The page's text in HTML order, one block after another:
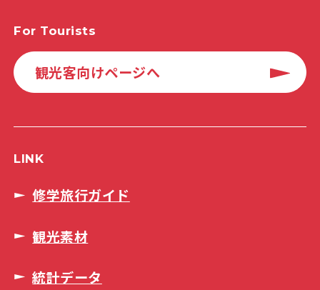
For Tourists
観光客向けページへ
LINK
修学旅行ガイド
観光素材
統計データ